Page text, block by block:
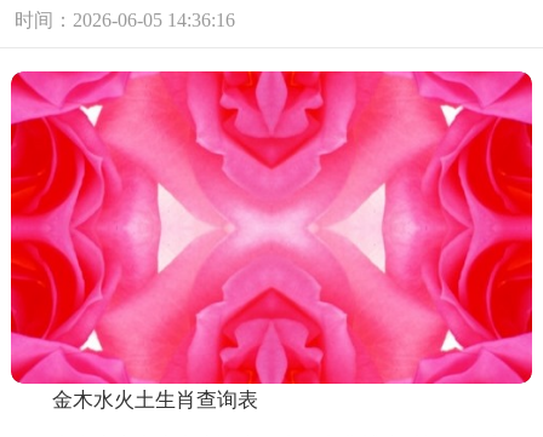
时间：2026-06-05 14:36:16
金木水火土生肖查询表